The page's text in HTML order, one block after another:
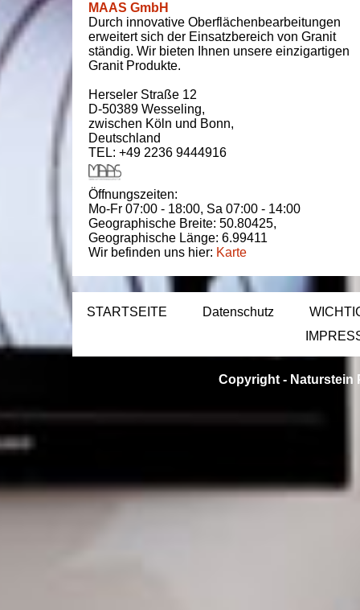
MAAS GmbH
Durch innovative Oberflächenbearbeitungen
erweitert sich der Einsatzbereich von Granit
ständig. Wir bieten Ihnen unsere einzigartigen
Granit Produkte.
Herseler Straße 12
D-50389 Wesseling,
zwischen Köln und Bonn,
Deutschland
TEL: +49 2236 9444916
Öffnungszeiten:
Mo-Fr 07:00 - 18:00, Sa 07:00 - 14:00
Geographische Breite: 50.80425,
Geographische Länge: 6.99411
Wir befinden uns hier: Karte
STARTSEITE Datenschutz
Copyright - Naturstein